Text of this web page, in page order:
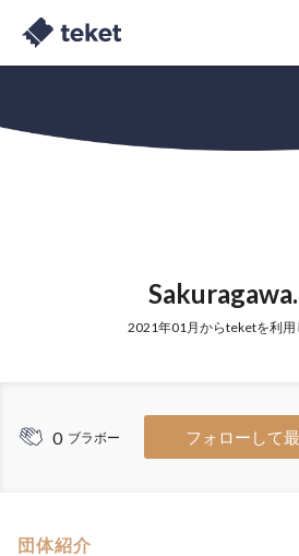
2021年01月からteketを利用
0 ブラボー フォローして
団体紹介